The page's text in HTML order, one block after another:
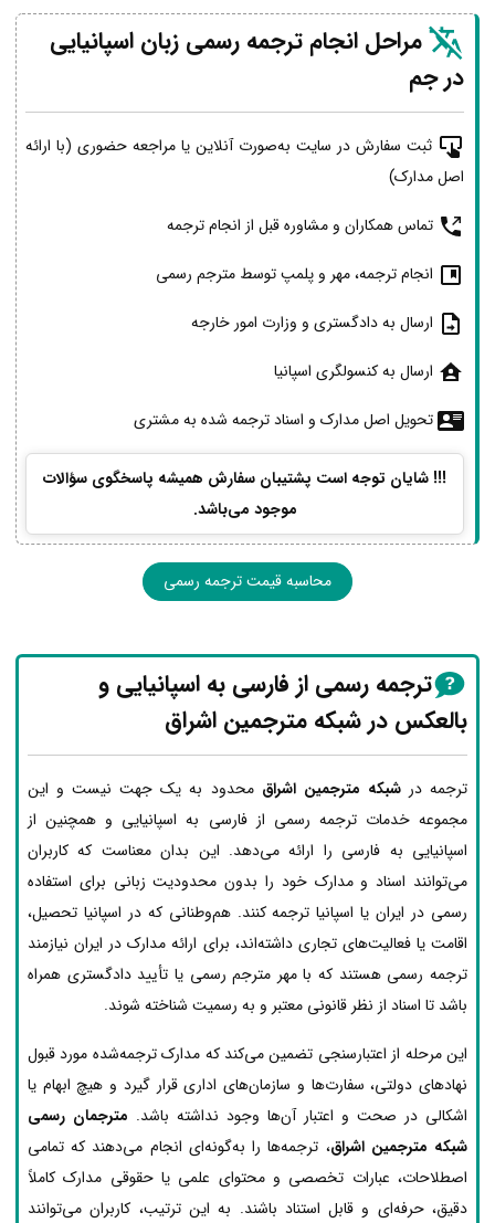
مراحل انجام ترجمه رسمی زبان اسپانیایی
در جم
ثبت سفارش در سایت به‌صورت آنلاین یا مراجعه حضوری (با ارائه
اصل مدارک)
تماس همکاران و مشاوره قبل از انجام ترجمه
انجام ترجمه، مهر و پلمپ توسط مترجم رسمی
ارسال به دادگستری و وزارت امور خارجه
ارسال به کنسولگری اسپانیا
تحویل اصل مدارک و اسناد ترجمه شده به مشتری
!!! شایان توجه است پشتیبان سفارش همیشه پاسخگوی سؤالات
موجود می‌باشد.
محاسبه قیمت ترجمه رسمی
ترجمه رسمی از فارسی به اسپانیایی و
بالعکس در شبکه مترجمین اشراق
ترجمه درشبکه مترجمین اشراق محدود به یک جهت نیست و این
مجموعه خدمات ترجمه رسمی از فارسی به اسپانیایی و همچنین از
اسپانیایی به فارسی را ارائه می‌دهد. این بدان معناست که کاربران
می‌توانند اسناد و مدارک خود را بدون محدودیت زبانی برای استفاده
رسمی در ایران یا اسپانیا ترجمه کنند. هم‌وطنانی که در اسپانیا تحصیل،
اقامت یا فعالیت‌های تجاری داشته‌اند، برای ارائه مدارک در ایران نیازمند
ترجمه رسمی هستند که با مهر مترجم رسمی یا تأیید دادگستری همراه
باشد تا اسناد از نظر قانونی معتبر و به رسمیت شناخته شوند.
این مرحله از اعتبارسنجی تضمین می‌کند که مدارک ترجمه‌شده مورد قبول
نهادهای دولتی، سفارت‌ها و سازمان‌های اداری قرار گیرد و هیچ ابهام یا
اشکالی در صحت و اعتبار آن‌ها وجود نداشته باشد. مترجمان رسمی
شبکه مترجمین اشراق، ترجمه‌ها را به‌گونه‌ای انجام می‌دهند که تمامی
اصطلاحات، عبارات تخصصی و محتوای علمی یا حقوقی مدارک کاملاً
دقیق، حرفه‌ای و قابل استناد باشند. به این ترتیب، کاربران می‌توانند